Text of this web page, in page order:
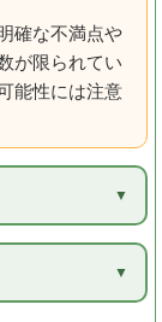
確な不満点や
が限られてい
能性には注意